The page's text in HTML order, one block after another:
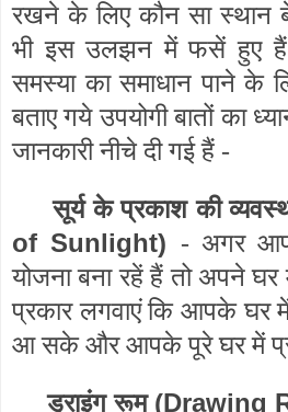
रखने के लिए कौन सा स्थान
भी इस उलझन में फसें हुए
समस्या का समाधान पाने के
बताए गये उपयोगी बातों का
जानकारी नीचे दी गई हैं -
सूर्य के प्रकाश की
of Sunlight) - अगर
योजना बना रहें हैं तो अपने
प्रकार लगवाएं कि आपके घर में
आ सके और आपके पूरे घर में
ड्राइंग रूम (Drawing